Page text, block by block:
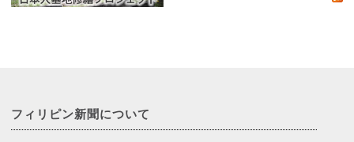
フィリピン新聞について